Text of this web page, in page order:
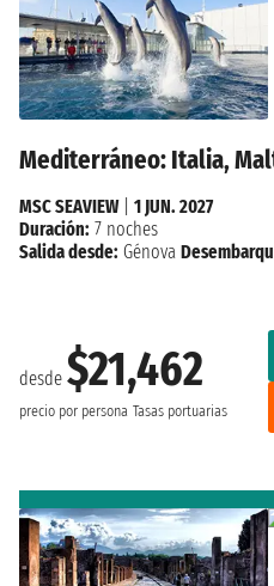
Mediterráneo: Italia,
desde $21,462
precio por persona Tasas portuarias
MSC SEAVIEW| 1 JUN. 2027
Duración: 7 noches
Salida desde: Génova